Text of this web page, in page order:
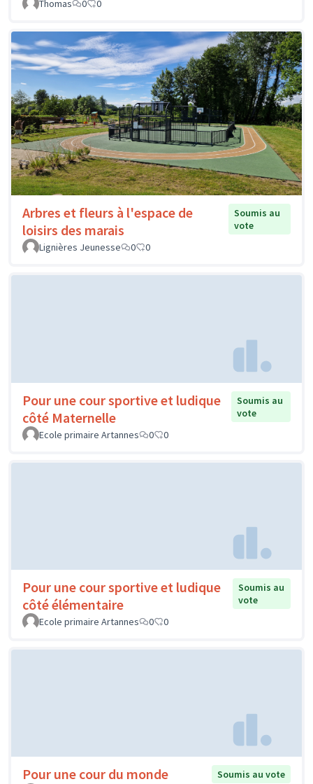
Thomas 0 0
Arbres et fleurs à l'espace de
loisirs des marais
Soumis au
vote
Lignières Jeunesse
0 0
Pour une cour sportive et ludique
côté Maternelle
Soumis au
vote
Ecole primaire Artannes
0 0
Pour une cour sportive et ludique
côté élémentaire
Soumis au
vote
Ecole primaire Artannes
0 0
Pour une cour du monde
Soumis au vote